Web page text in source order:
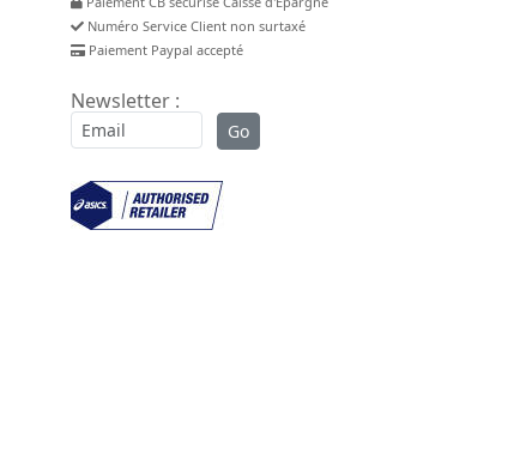
Numéro Service Client non surtaxé
Paiement Paypal accepté
Newsletter :